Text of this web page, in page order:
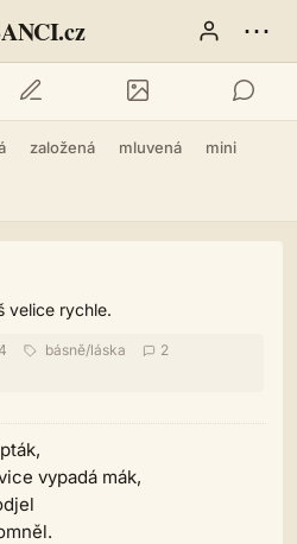
⋯
založená mluvená mini
velice rychle.
básně/láska
2
vypadá mák,